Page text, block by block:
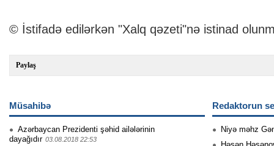
© İstifadə edilərkən "Xalq qəzeti"nə istinad
Paylaş
Müsahibə
Azərbaycan Prezidenti şəhid ailələrinin
dayağıdır 03.08.2018 22:53
Redaktorun
Niyə məhz